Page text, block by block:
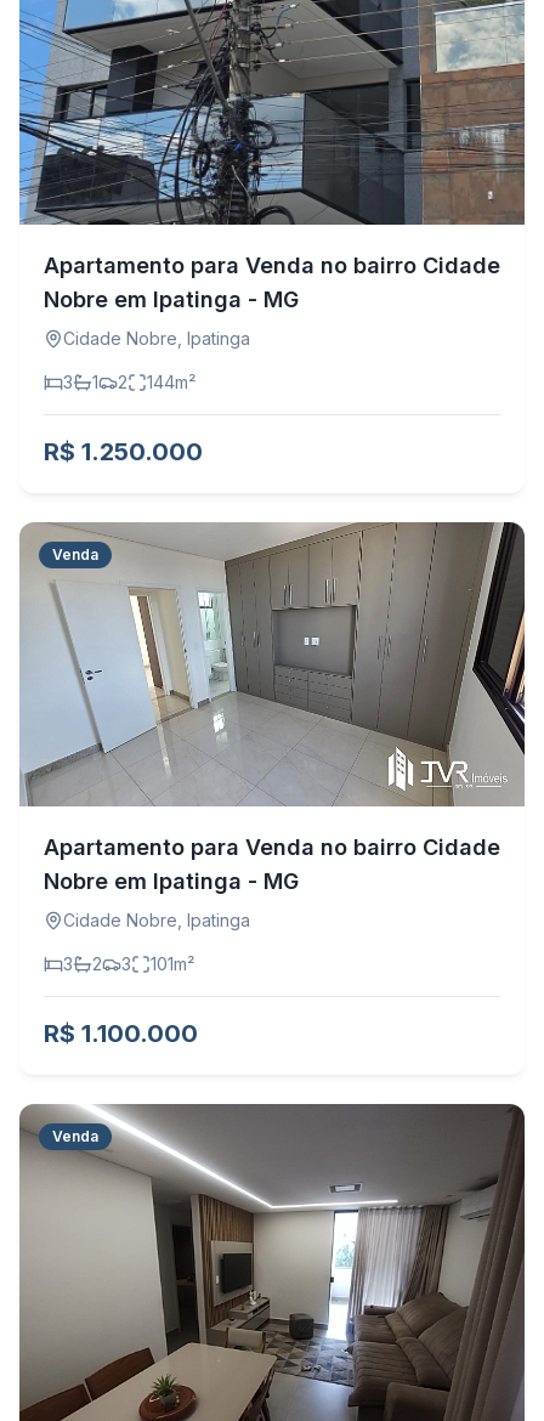
Apartamento para Venda no bairro Cidade
Nobre em Ipatinga - MG
Cidade Nobre Ipatinga
3 1 2 144m²
R$ 1.250.000
Venda
Apartamento para Venda no bairro Cidade
Nobre em Ipatinga - MG
Cidade Nobre Ipatinga
3 2 3 101m²
R$ 1.100.000
Venda